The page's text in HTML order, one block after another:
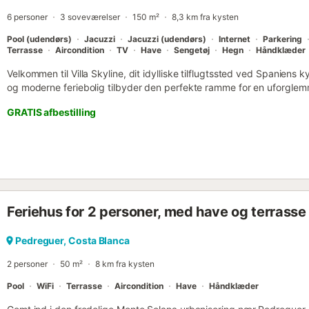
6 personer 3 soveværelser 150 m² 8,3 km fra kysten
Pool (udendørs) Jacuzzi Jacuzzi (udendørs) Internet Parkering
Terrasse
Aircondition TV Have Sengetøj Hegn Håndklæder
Velkommen til Villa Skyline, dit idylliske tilflugtssted ved Spaniens
og moderne feriebolig tilbyder den perfekte ramme for en
over generøse 150 m², der er designet med kærlighed til detaljen.
landskab i Pedreguer, kan du fra denne villa nyde en betagende
dage, mens spabadet sikrer ultimativ afslapning. For din
Service, bestik og køkkenredskaber er også tilgængelige, så du
har at byde på, og gør Villaen i Pedreguer til dit hjem væk fra
GRATIS afbestilling
Feriehus for 2 personer, med have og
Pedreguer, Costa Blanca
2 personer 50 m² 8 km fra kysten
Pool WiFi Terrasse Aircondition Have Håndklæder